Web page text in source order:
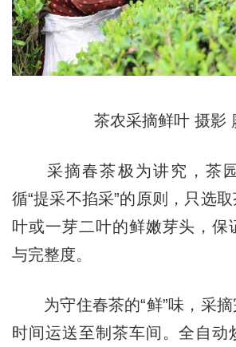
茶农采摘鲜叶 摄影
采摘春茶极为讲究，茶园
循“提采不掐采”的原则，只选
叶或一芽二叶的鲜嫩芽头，保
与完整度。
为守住春茶的“鲜”味，采摘
时间运送至制茶车间。全自动